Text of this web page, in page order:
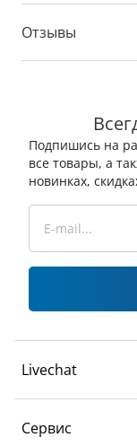
Отзывы
Подпишись на
все товары, а
новинках,
Livechat
Сервис